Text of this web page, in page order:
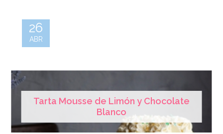
Tarta Mousse de Limón y Chocolate
Blanco
26
ABR